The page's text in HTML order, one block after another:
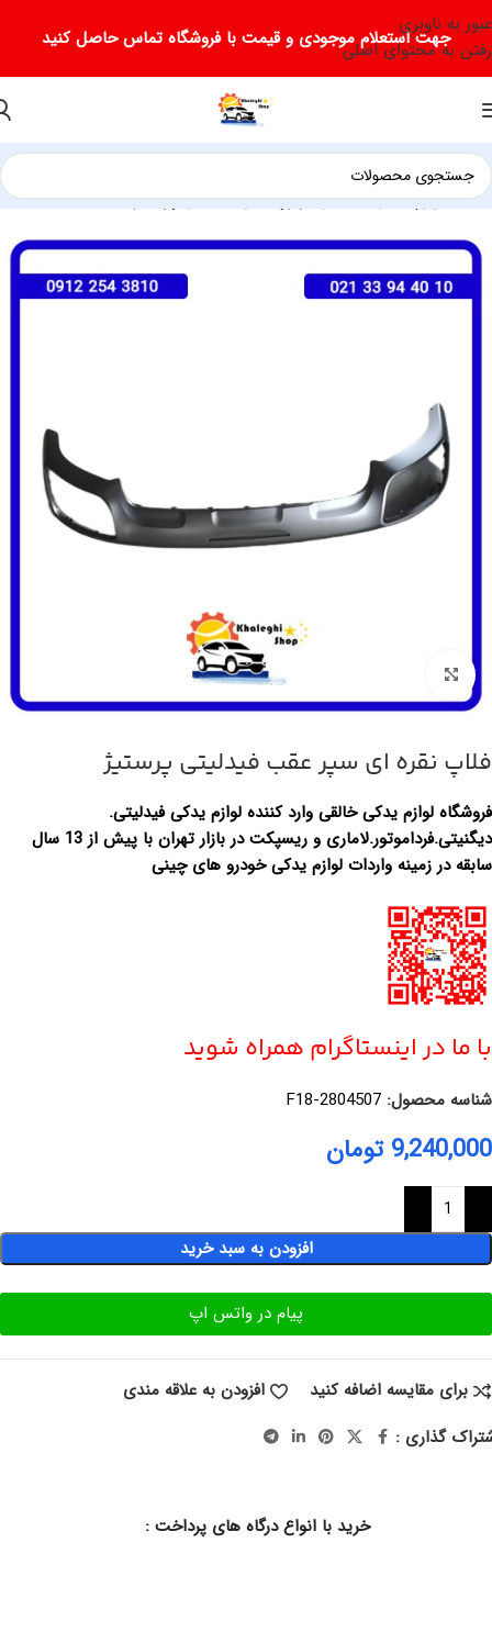
عبور به ناوبری
رفتن به محتوای اصلی
جهت استعلام موجودی و قیمت با فروشگاه تماس حاصل کنید
خانه لوازم یدکی فیدلیتی لوازم یدکی فیدلیتی پرستیژ
فلاپ نقره ای سپر عقب فیدلیتی پرستیژ
فروشگاه لوازم یدکی خالقی وارد کننده لوازم یدکی فیدلیتی.
دیگنیتی.فرداموتور.لاماری و ریسپکت در بازار تهران با پیش از 13 سال
سابقه در زمینه واردات لوازم یدکی خودرو های چینی
با ما در اینستاگرام همراه شوید
شناسه محصول: F18-2804507
9,240,000 تومان
افزودن به سبد خرید
پیام در واتس اپ
برای مقایسه اضافه کنید
افزودن به علاقه مندی
گذاری :
خرید با انواع درگاه های پرداخت :